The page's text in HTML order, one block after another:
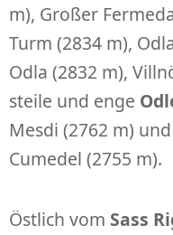
m), Großer
Turm (2834 m),
Odla (2832 m),
steile und enge
Mesdi (2762 m)
Cumedel (2755 m).
Östlich vom Sass